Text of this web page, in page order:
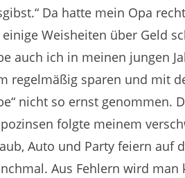
Da hatte mein Opa
einige Weisheiten über Geld
auch ich in meinen jungen
regelmäßig sparen und mit
nicht so ernst genommen.
folgte meinem
Auto und Party feiern auf
Aus Fehlern wird man